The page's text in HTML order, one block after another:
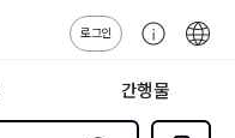
로그인
센
간행물